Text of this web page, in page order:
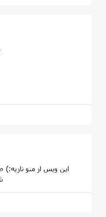
این ویس از منو